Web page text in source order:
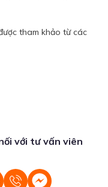
tham khảo từ các
với tư vấn viên